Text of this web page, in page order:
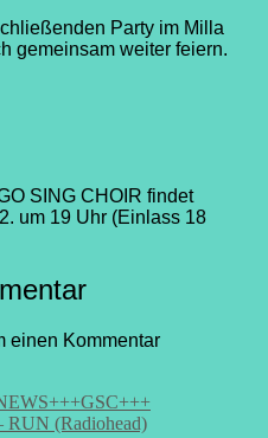
Party im Milla
gemeinsam weiter feiern.
SING CHOIR findet
um 19 Uhr (Einlass 18
einen Kommentar
(Radiohead)